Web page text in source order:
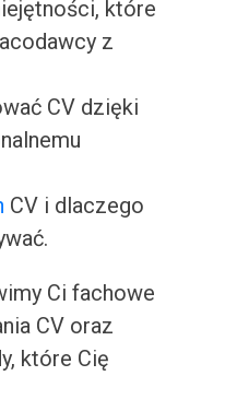
które
z
CV dzięki
CV i dlaczego
Ci fachowe
CV oraz
które Cię